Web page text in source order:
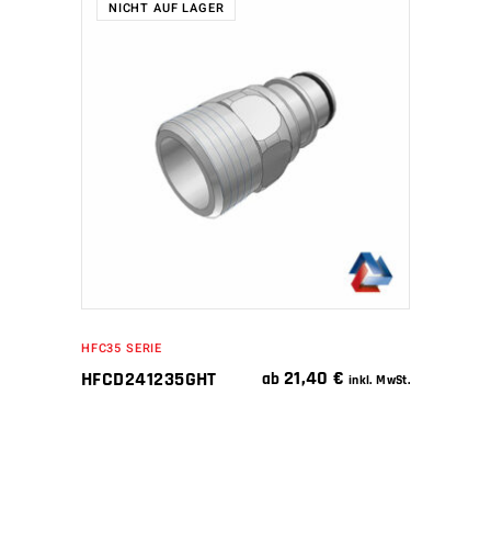
NICHT AUF LAGER
WEITERLESEN
HFC35 SERIE
HFCD241235GHT ab 21,40€ inkl. MwSt.